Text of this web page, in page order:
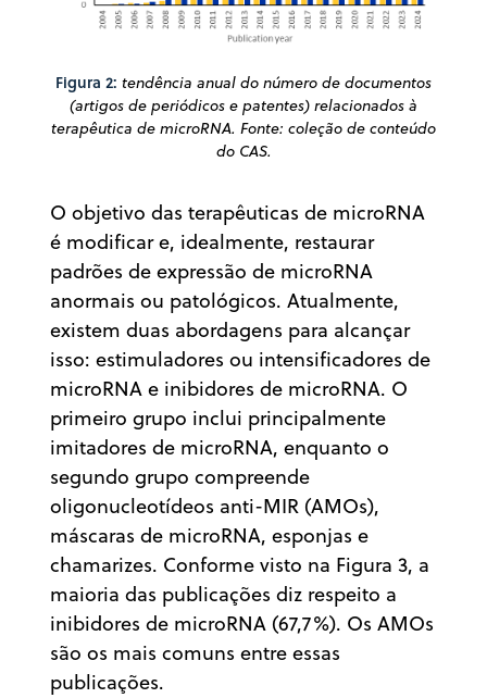
Figura 2: tendência anual do número de documentos
(artigos de periódicos e patentes) relacionados à
terapêutica de microRNA. Fonte: coleção de conteúdo
do CAS.
O objetivo das terapêuticas de microRNA
é modificar e, idealmente, restaurar
padrões de expressão de microRNA
anormais ou patológicos. Atualmente,
existem duas abordagens para alcançar
isso: estimuladores ou intensificadores de
microRNA e inibidores de microRNA. O
primeiro grupo inclui principalmente
imitadores de microRNA, enquanto o
segundo grupo compreende
oligonucleotídeos anti-MIR (AMOs),
máscaras de microRNA, esponjas e
chamarizes. Conforme visto na Figura 3, a
maioria das publicações diz respeito a
inibidores de microRNA (67,7%). Os AMOs
são os mais comuns entre essas
publicações.